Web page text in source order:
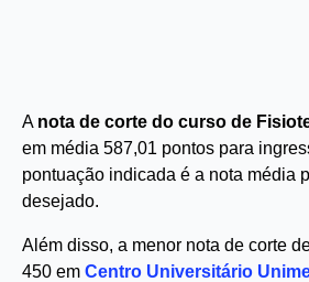
A nota de corte do curso de
em média 587,01 pontos para
pontuação indicada é a nota média
desejado.
Além disso, a menor nota de corte
450 em Centro Universitário